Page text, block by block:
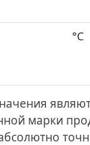
°С
марки